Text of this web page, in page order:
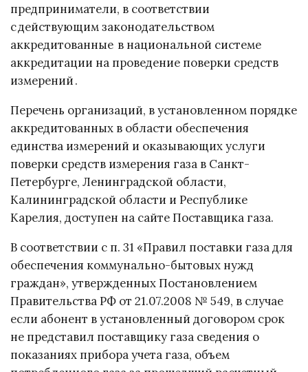
предприниматели, в соответствии
с действующим законодательством
аккредитованные в национальной системе
аккредитации на проведение поверки средств
измерений .
Перечень организаций, в установленном порядке
аккредитованных в области обеспечения
единства измерений и оказывающих услуги
поверки средств измерения газа в Санкт-
Петербурге, Ленинградской области,
Калининградской области и Республике
Карелия, доступен на сайте Поставщика газа.
В соответствии с п. 31 «Правил поставки газа для
обеспечения коммунально-бытовых нужд
граждан», утвержденных Постановлением
Правительства РФ от 21.07.2008 № 549, в случае
если абонент в установленный договором срок
не представил поставщику газа сведения о
показаниях прибора учета газа, объем